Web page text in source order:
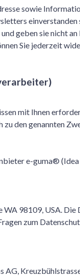
sowie
geben sie nicht
Sie jederzeit
mit Ihnen
den genannten
e-guma®
98109, USA. Die
zum
AG,